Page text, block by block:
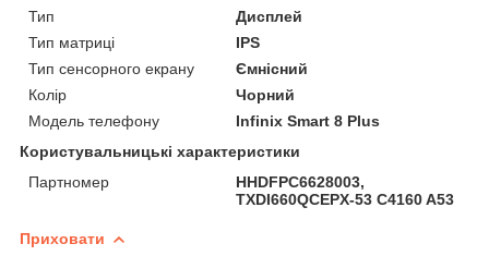
Тип
Дисплей
Тип матриці
IPS
Тип сенсорного екрану
Ємнісний
Колір
Чорний
Модель телефону
Infinix Smart 8 Plus
Користувальницькі характеристики
Партномер
HHDFPC6628003,
TXDI660QCEPX-53 C4160 A53
Приховати